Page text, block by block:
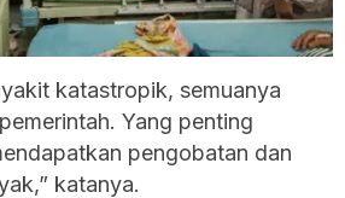
katastropik, semuanya
Yang penting
pengobatan dan
katanya.